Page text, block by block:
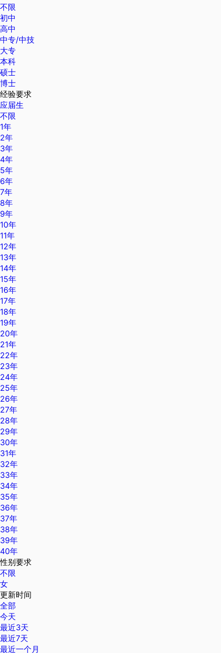
不限
初中
高中
中专/中技
大专
本科
硕士
博士
经验要求
应届生
不限
1年
2年
3年
4年
5年
6年
7年
8年
9年
10年
11年
12年
13年
14年
15年
16年
17年
18年
19年
20年
21年
22年
23年
24年
25年
26年
27年
28年
29年
30年
31年
32年
33年
34年
35年
36年
37年
38年
39年
40年
性别要求
不限
女
更新时间
全部
今天
最近3天
最近7天
最近一个月